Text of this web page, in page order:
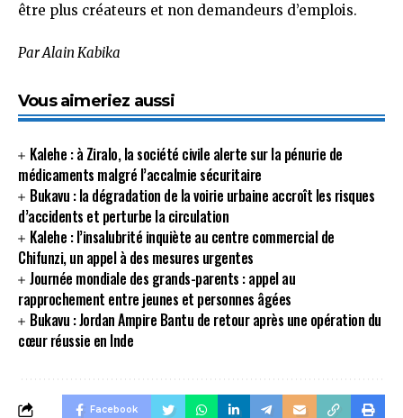
être plus créateurs et non demandeurs d’emplois.
Par Alain Kabika
Vous aimeriez aussi
Kalehe : à Ziralo, la société civile alerte sur la pénurie de
médicaments malgré l’accalmie sécuritaire
Bukavu : la dégradation de la voirie urbaine accroît les risques
d’accidents et perturbe la circulation
Kalehe : l’insalubrité inquiète au centre commercial de
Chifunzi, un appel à des mesures urgentes
Journée mondiale des grands-parents : appel au
rapprochement entre jeunes et personnes âgées
Bukavu : Jordan Ampire Bantu de retour après une opération du
cœur réussie en Inde
Facebook